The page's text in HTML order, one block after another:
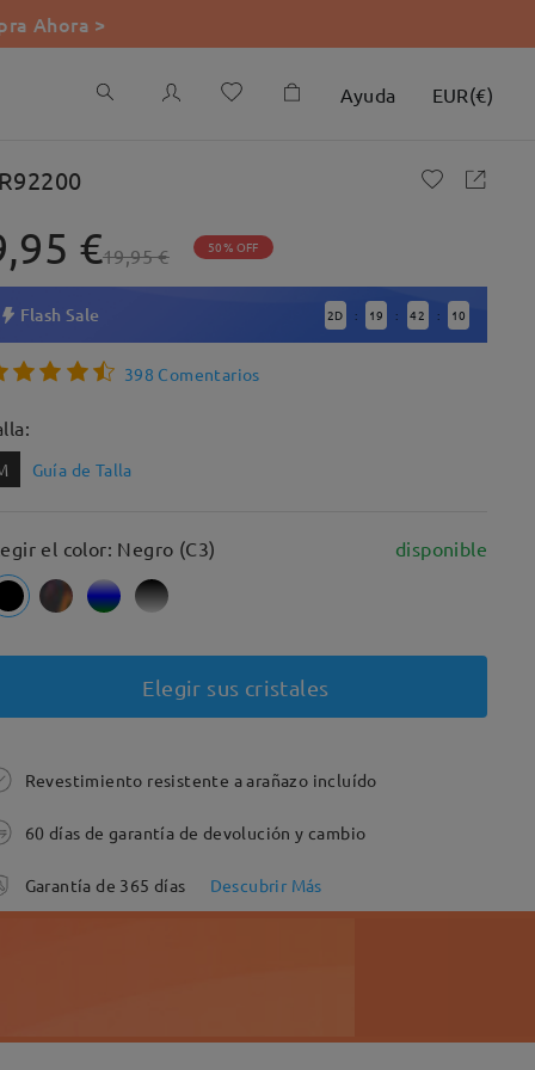
Ahora >
Ayuda EUR(€)
€19,95 € 50% OFF
Flash Sale 2D : 19 : 42 : 9
398 Comentarios
Guía de Talla
el color: Negro (C3) disponible
Elegir sus cristales
Revestimiento resistente a arañazo incluído
60 días de garantía de devolución y cambio
Garantía de 365 días Descubrir Más